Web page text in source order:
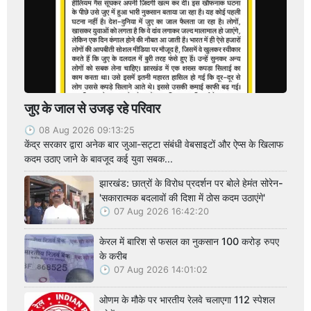
जुए के जाल से उजड़ रहे परिवार
08 Aug 2026 09:13:25
केंद्र सरकार द्वारा अनेक बार जुआ-सट्टा संबंधी वेबसाइटों और ऐप्स के खिलाफ
कदम उठाए जाने के बावजूद कई युवा सबक...
झारखंड: छात्रों के विरोध प्रदर्शन पर बोले हेमंत सोरेन-
'सकारात्मक बदलावों की दिशा में ठोस कदम उठाएंगे'
07 Aug 2026 16:42:20
केरल में बारिश से फसल का नुकसान 100 करोड़ रुपए
के करीब
07 Aug 2026 14:01:02
ओणम के मौके पर भारतीय रेलवे चलाएगा 112 स्पेशल